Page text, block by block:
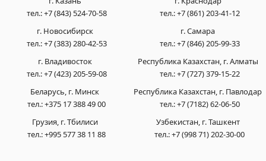
тел.:+7 (843) 524-70-58
г. Новосибирск
тел.:+7 (383) 280-42-53
тел.:+7 (861) 203-41-12
г. Самара
тел.:+7 (846) 205-99-33
г. Владивосток
тел.:+7 (423) 205-59-08
Беларусь, г. Минск
тел.:+375 17 388 49 00
Грузия, г. Тбилиси
тел.:+995 577 38 11 88
Республика Казахстан, г. Алматы
тел.:+7 (727) 379-15-22
Республика Казахстан, г. Павлодар
тел.:+7 (7182) 62-06-50
Узбекистан, г. Ташкент
тел.:+7 (998 71) 202-30-00